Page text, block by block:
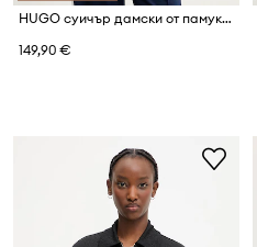
HUGO суичър дамски от памук Daxandria_1
149,90 €